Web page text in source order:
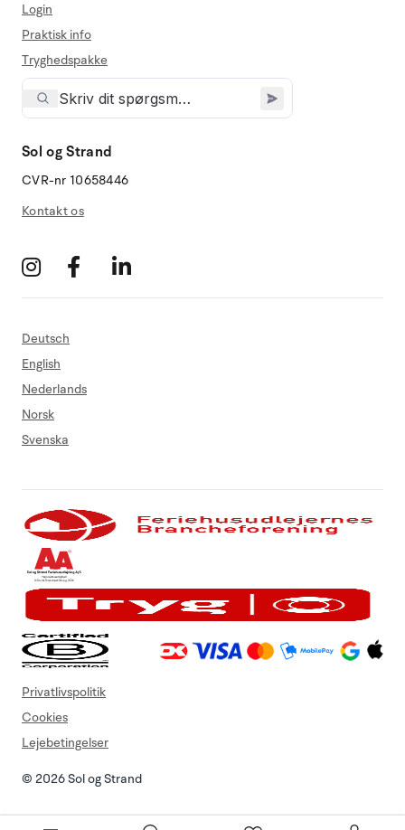
Login
Praktisk info
Tryghedspakke
Sol og Strand
CVR-nr 10658446
Kontakt os
Deutsch
English
Nederlands
Norsk
Svenska
© 2026 Sol og Strand
Privatlivspolitik
Cookies
Lejebetingelser